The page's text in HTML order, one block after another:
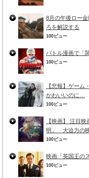
8月の午後ロー
ろを解説する
100ビュー
バトル漫画で「
100ビュー
【悲報】ゲーム
かわいいのに…
100ビュー
【映画】 注目
明」 大迫力の
100ビュー
映画「英国王の
100ビュー